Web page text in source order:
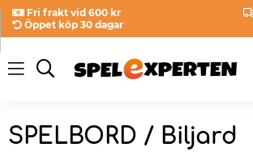
Fri frakt vid 600 kr
Öppet köp 30 dagar
SPELBORD / Biljard